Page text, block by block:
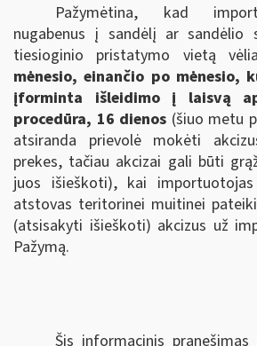
Pažymėtina, kad
nugabenus į sandėlį ar sandėlio
tiesioginio pristatymo vietą
mėnesio, einančio po mėnesio,
įforminta išleidimo į laisvą
procedūra, 16 dienos (šiuo metu
atsiranda prievolė mokėti
prekes, tačiau akcizai gali būti
juos išieškoti), kai
atstovas teritorinei muitinei
(atsisakyti išieškoti) akcizus už
Pažymą.
Šis informacinis